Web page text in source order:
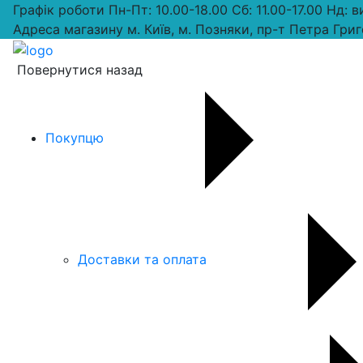
Графік роботи Пн-Пт: 10.00-18.00 Сб: 11.00-17.00 Нд:
Адреса магазину м. Київ, м. Позняки, пр-т Петра
Повернутися назад
Покупцю
Доставки та оплата